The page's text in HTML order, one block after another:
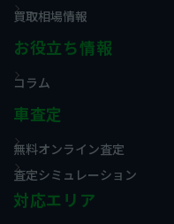
買取相場情報
お役立ち情報
コラム
車査定
無料オンライン査定
査定シミュレーション
対応エリア